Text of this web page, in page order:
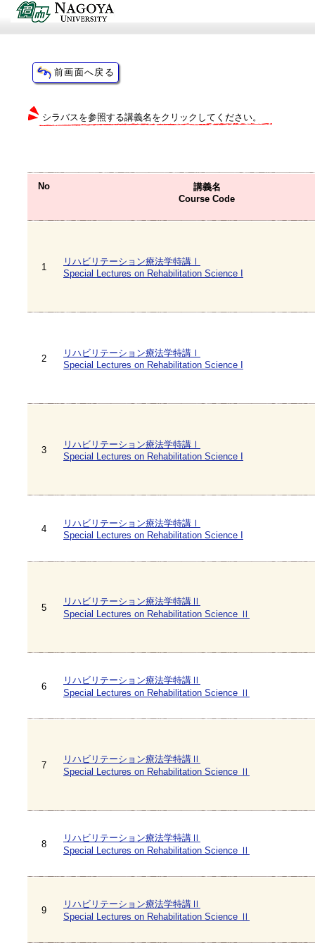
シラバスを参照する講義名をクリックしてください。
No
講義名
Course Code
1
リハビリテーション療法学特講Ⅰ
Special Lectures on Rehabilitation Science I
2
リハビリテーション療法学特講Ⅰ
Special Lectures on Rehabilitation Science I
3
リハビリテーション療法学特講Ⅰ
Special Lectures on Rehabilitation Science I
4
リハビリテーション療法学特講Ⅰ
Special Lectures on Rehabilitation Science I
5
リハビリテーション療法学特講Ⅱ
Special Lectures on Rehabilitation Science Ⅱ
6
リハビリテーション療法学特講Ⅱ
Special Lectures on Rehabilitation Science Ⅱ
7
リハビリテーション療法学特講Ⅱ
Special Lectures on Rehabilitation Science Ⅱ
8
リハビリテーション療法学特講Ⅱ
Special Lectures on Rehabilitation Science Ⅱ
9
リハビリテーション療法学特講Ⅱ
Special Lectures on Rehabilitation Science Ⅱ